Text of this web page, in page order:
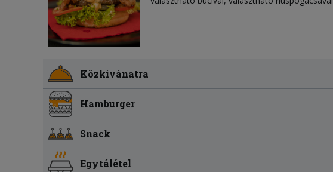
Közkívánatra
Hamburger
Snack
Egytálétel